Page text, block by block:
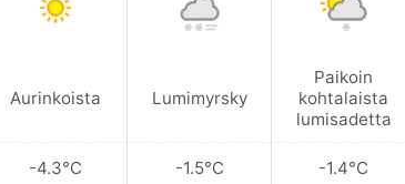
Aurinkoista
-4.3°C
Lumimyrsky
-1.5°C
Paikoin
kohtalaista
lumisadetta
-1.4°C